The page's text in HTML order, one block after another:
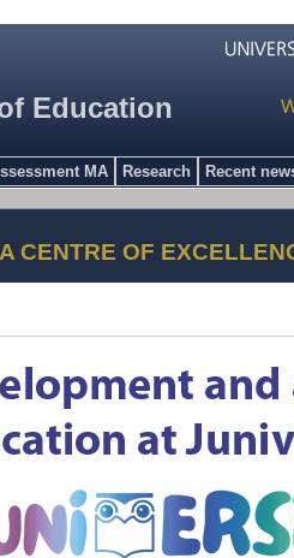
MA Research Recent
Education
CENTRE OF